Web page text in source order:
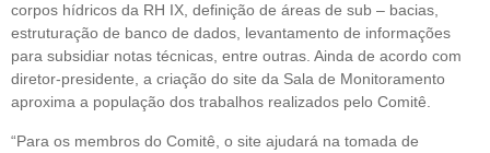
corpos hídricos da RH IX, definição de áreas de sub – bacias,
estruturação de banco de dados, levantamento de informações
para subsidiar notas técnicas, entre outras. Ainda de acordo com
diretor-presidente, a criação do site da Sala de Monitoramento
aproxima a população dos trabalhos realizados pelo Comitê.
“Para os membros do Comitê, o site ajudará na tomada de